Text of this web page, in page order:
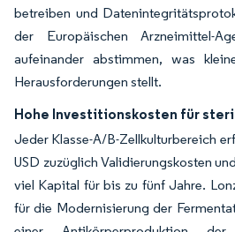
betreiben und
der Europäischen Arzneimittel-
aufeinander abstimmen, was
Herausforderungen stellt.
Hohe Investitionskosten für
Jeder Klasse-A/B-Zellkulturbereich
USD zuzüglich Validierungskosten
viel Kapital für bis zu fünf Jahre.
für die Modernisierung der